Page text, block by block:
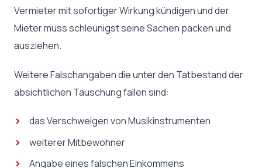
Vermieter mit sofortiger Wirkung kündigen und der
Mieter muss schleunigst seine Sachen packen und
ausziehen.
Weitere Falschangaben die unter den Tatbestand der
absichtlichen Täuschung fallen sind:
das Verschweigen von Musikinstrumenten
weiterer Mitbewohner
Angabe eines falschen Einkommens